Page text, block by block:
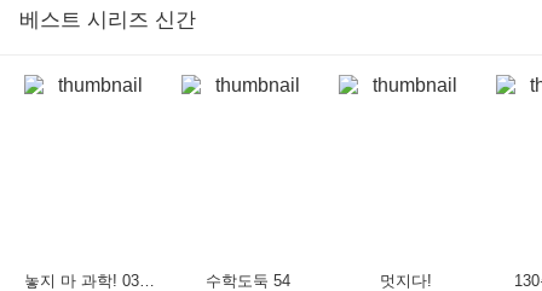
베스트 시리즈 신간
놓지 마 과학! 03 : 정신이 공룡에 정신 놓다
수학도둑 54
멋지다!